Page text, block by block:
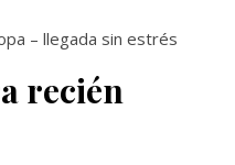
– llegada sin estrés
recién